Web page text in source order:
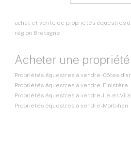
achat et vente de propriétés équestres
région Bretagne
Acheter une
Propriétés équestres à vendre - Côtes-
Propriétés équestres à vendre - Finistère
Propriétés équestres à vendre - Ile-et-
Propriétés équestres à vendre - Morbihan